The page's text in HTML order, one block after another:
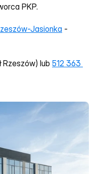
PKP.
Jasionka -
Rzeszów) lub 512 363